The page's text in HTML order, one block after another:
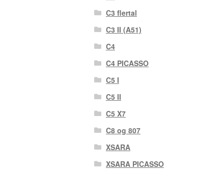
C3 flertal
C3 II (A51)
C4
C4 PICASSO
C5 I
C5 II
C5 X7
C8 og 807
XSARA
XSARA PICASSO